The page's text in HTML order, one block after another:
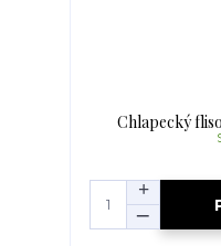
Chlapecký